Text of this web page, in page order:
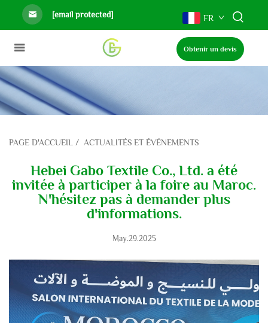
[email protected] FR
Obtenir un devis
PAGE D'ACCUEIL / ACTUALITÉS ET ÉVÉNEMENTS
Hebei Gabo Textile Co., Ltd. a été
invitée à participer à la foire au Maroc.
N'hésitez pas à demander plus
d'informations.
May.29.2025